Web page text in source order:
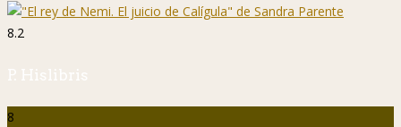
8.2
P. Hislibris
8